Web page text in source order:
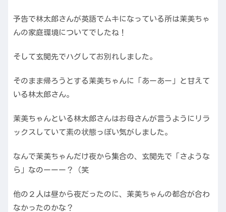
予告で林太郎さんが英語でムキになっている所は茉美ちゃ
んの家庭環境についてでしたね！
そして玄関先でハグしてお別れしました。
そのまま帰ろうとする茉美ちゃんに「あーあー」と甘えて
いる林太郎さん。
茉美ちゃんといる林太郎さんはお母さんが言うようにリラ
ックスしていて素の状態っぽい気がしました。
なんで茉美ちゃんだけ夜から集合の、玄関先で「さような
ら」なのーーー？（笑
他の２人は昼から夜だったのに、茉美ちゃんの都合が合わ
なかったのかな？